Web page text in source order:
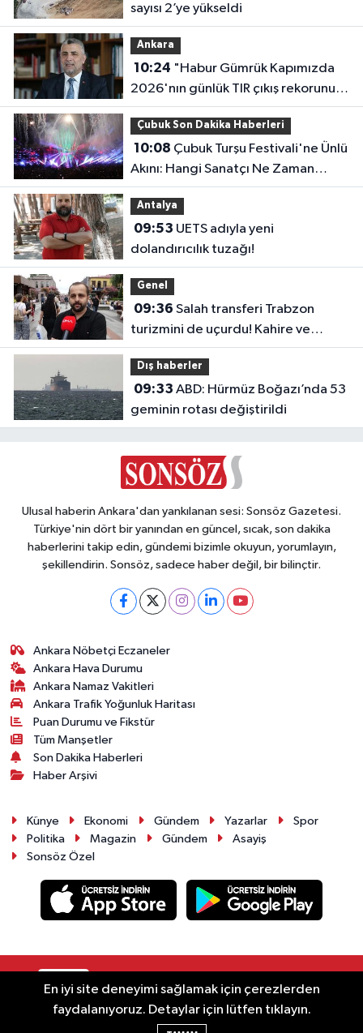
sayısı 2’ye yükseldi
Ankara
10:24
2026'nın günlük TIR çıkış rekorunu
kırdık"
Çubuk Son Dakika Haberleri
10:08
Akını: Hangi Sanatçı Ne Zaman
Çıkacak?
Antalya
09:53
dolandırıcılık tuzağı!
Genel
09:36
turizmini de uçurdu! Kahire ve
Tahran’dan direkt seferler başladı
Dış haberler
09:33
geminin rotası değiştirildi
Ulusal haberin Ankara'dan yankılanan sesi: Sonsöz Gazetesi.
Türkiye'nin dört bir yanından en güncel, sıcak, son dakika
haberlerini takip edin, gündemi bizimle okuyun, yorumlayın,
şekillendirin. Sonsöz, sadece haber değil, bir bilinçtir.
Ankara Nöbetçi Eczaneler
Ankara Hava Durumu
Ankara Namaz Vakitleri
Ankara Trafik Yoğunluk Haritası
Puan Durumu ve Fikstür
Tüm Manşetler
Son Dakika Haberleri
Haber Arşivi
Künye Ekonomi Gündem Yazarlar
Spor
Politika
Magazin Gündem
Asayiş
Sonsöz Özel
En iyi site deneyimi sağlamak için çerezlerden
faydalanıyoruz. Detaylar için lütfen tıklayın.